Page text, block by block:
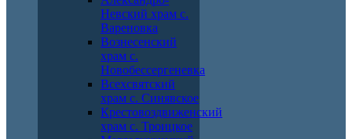
Невский храм с.
Вареновка
Вознесенский
храм с.
Новобессергеневка
Всехсвятский
храм с. Синявское
Крестовоздвиженский
храм с. Троицкое